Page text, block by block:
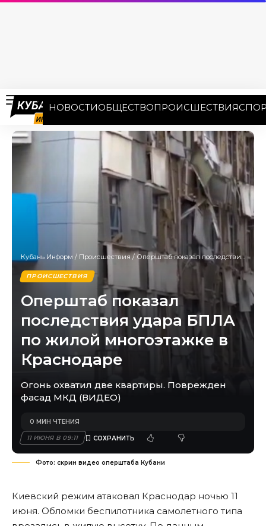
НОВОСТИОБЩЕСТВОПРОИСШЕСТВИЯ
Кубань Информ / Происшествия/ Оперштаб показал последствия удара БПЛА по жилой многоэтажке в Краснодаре
ПРОИСШЕСТВИЯ
Оперштаб показал
последствия удара БПЛА
по жилой многоэтажке в
Краснодаре
Огонь охватил две квартиры. Поврежден
фасад МКД (ВИДЕО)
11 ИЮНЯ В 09:11
0 МИН ЧТЕНИЯ
Фото: скрин видео оперштаба Кубани
Киевский режим атаковал Краснодар ночью 11
июня. Обломки беспилотника самолетного типа